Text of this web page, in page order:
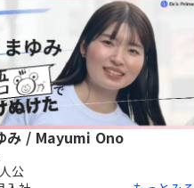
み / Mayumi Ono
公